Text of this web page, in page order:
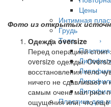
Цены
Интимная
Грудь
Тело ›
Пластика для
Фото из открытых
Одежда oversize
Перед операцией стоит
oversize одежды.
восстановления тело
ничего не сдавливает
самым очень мал риск
ощущения или, что ещё